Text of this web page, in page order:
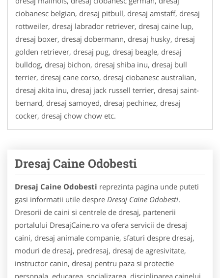
ciobanesc belgian, dresaj pitbull, dresaj amstaff, dresaj
rottweiler, dresaj labrador retriever, dresaj caine lup,
dresaj boxer, dresaj dobermann, dresaj husky, dresaj
golden retriever, dresaj pug, dresaj beagle, dresaj
bulldog, dresaj bichon, dresaj shiba inu, dresaj bull
terrier, dresaj cane corso, dresaj ciobanesc australian,
dresaj akita inu, dresaj jack russell terrier, dresaj saint-
bernard, dresaj samoyed, dresaj pechinez, dresaj
cocker, dresaj chow chow etc.
Dresaj Caine Odobesti
Dresaj Caine Odobesti reprezinta pagina unde puteti
gasi informatii utile despre Dresaj Caine Odobesti.
Dresorii de caini si centrele de dresaj, partenerii
portalului DresajCaine.ro va ofera servicii de dresaj
caini, dresaj animale companie, sfaturi despre dresaj,
moduri de dresaj, predresaj, dresaj de agresivitate,
instructor canin, dresaj pentru paza si protectie
personala, educarea, socializarea, disciplinarea cainelui